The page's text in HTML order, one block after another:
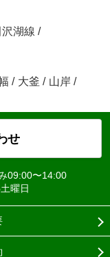
沢湖線 /
/ 大釜 / 山岸 /
せ
09:00〜14:00
曜日